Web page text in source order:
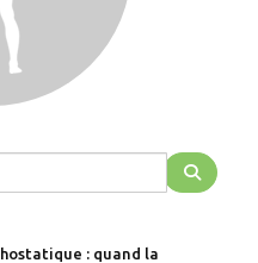
: quand la